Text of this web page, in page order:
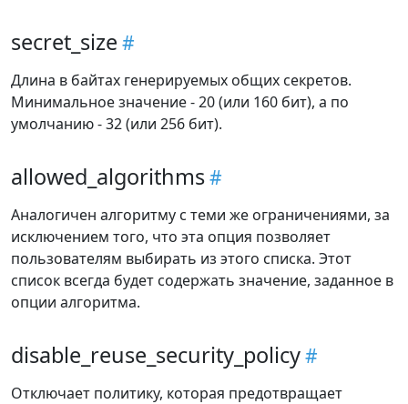
secret_size
Длина в байтах генерируемых общих секретов.
Минимальное значение - 20 (или 160 бит), а по
умолчанию - 32 (или 256 бит).
allowed_algorithms
Аналогичен алгоритму с теми же ограничениями, за
исключением того, что эта опция позволяет
пользователям выбирать из этого списка. Этот
список всегда будет содержать значение, заданное в
опции алгоритма.
disable_reuse_security_policy
Отключает политику, которая предотвращает